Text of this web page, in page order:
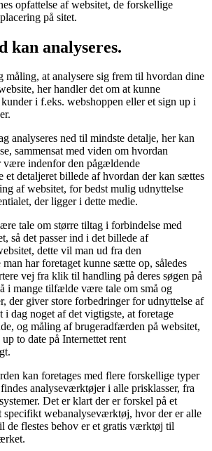
opfattelse af websitet, de forskellige
på sitet.
analyseres.
at analysere sig frem til hvordan dine
her handler det om at kunne
i f.eks. webshoppen eller et sign up i
analyseres ned til mindste detalje, her kan
sammensat med viden om hvordan
være indenfor den pågældende
et detaljeret billede af hvordan der kan sættes
af websitet, for bedst mulig udnyttelse
der ligger i dette medie.
tale om større tiltag i forbindelse med
så det passer ind i det billede af
dette vil man ud fra den
har foretaget kunne sætte op, således
vej fra klik til handling på deres søgen på
i mange tilfælde være tale om små og
der giver store forbedringer for udnyttelse af
i dag noget af det vigtigste, at foretage
og måling af brugeradfærden på websitet,
to date på Internettet rent
kan foretages med flere forskellige typer
analyseværktøjer i alle prisklasser, fra
Det er klart der er forskel på et
specifikt webanalyseværktøj, hvor der er alle
de flestes behov er et gratis værktøj til